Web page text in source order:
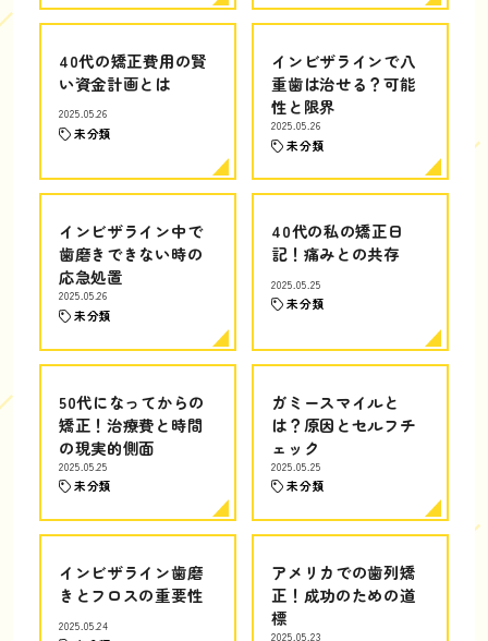
40代の矯正費用の賢
い資金計画とは
2025.05.26
未分類
インビザラインで八
重歯は治せる？可能
性と限界
2025.05.26
未分類
インビザライン中で
歯磨きできない時の
応急処置
2025.05.26
未分類
40代の私の矯正日
記！痛みとの共存
2025.05.25
未分類
50代になってからの
矯正！治療費と時間
の現実的側面
2025.05.25
未分類
ガミースマイルと
は？原因とセルフチ
ェック
2025.05.25
未分類
インビザライン歯磨
きとフロスの重要性
2025.05.24
アメリカでの歯列矯
正！成功のための道
標
2025.05.23